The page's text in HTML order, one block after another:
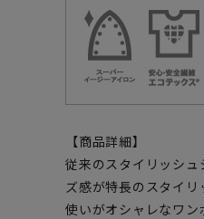
【商品詳細】
従来のスタイリッシ
ズ感が特長のスタイ
使いがオシャレなワン